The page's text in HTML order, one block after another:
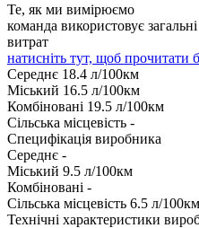
Те, як ми вимірюємо
команда використовує
витрат
натисніть тут, щоб прочитати
Середнє 18.4 л/100км
Міський 16.5 л/100км
Комбіновані 19.5 л/100км
Сільська місцевість -
Специфікація виробника
Середнє -
Міський 9.5 л/100км
Комбіновані -
Сільська місцевість 6.5 л/100км
Технічні характеристики